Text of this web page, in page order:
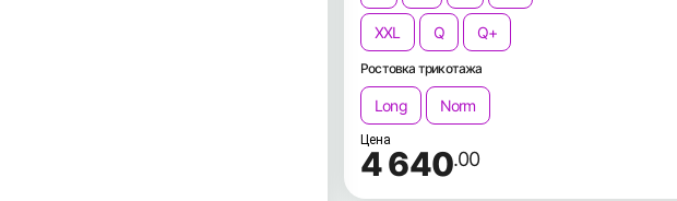
XXL Q Q+
Ростовка трикотажа
Long Norm
Цена
4 640.00